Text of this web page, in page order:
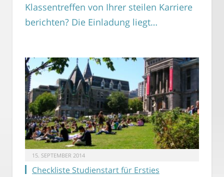
Klassentreffen von Ihrer steilen Karriere
berichten? Die Einladung liegt…
15. SEPTEMBER 2014
Checkliste Studienstart für Ersties